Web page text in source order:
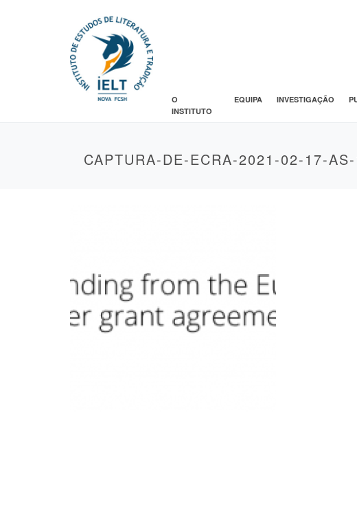
O
INSTITUTO
EQUIPA INVESTIGAÇÃO
CAPTURA-DE-ECRA-2021-02-17-